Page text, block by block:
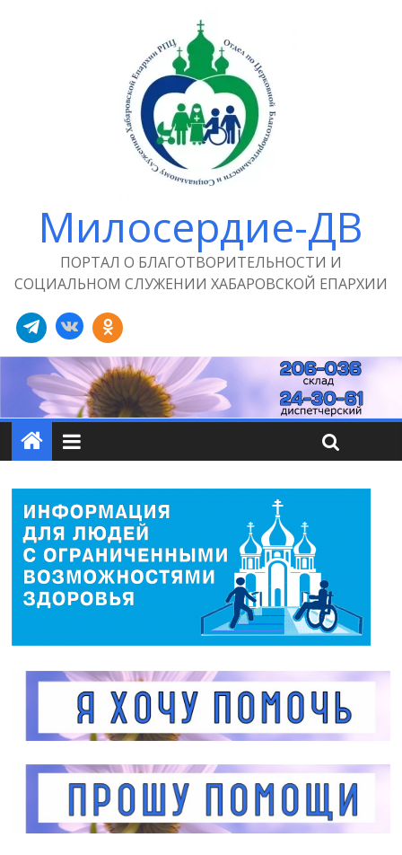
Милосердие-ДВ
ПОРТАЛ О БЛАГОТВОРИТЕЛЬНОСТИ И
СОЦИАЛЬНОМ СЛУЖЕНИИ ХАБАРОВСКОЙ ЕПАРХИИ